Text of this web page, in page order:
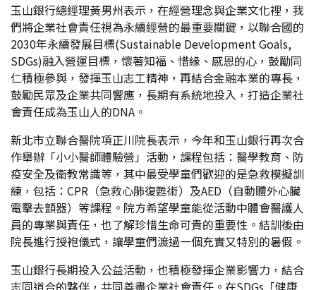
玉山銀行總經理黃男州表示，在經營理念與企業文化裡，我
們將企業社會責任視為永續經營的最重要關鍵，以聯合國的
2030年永續發展目標(Sustainable Development Goals,
SDGs)融入營運目標，懷著知福、惜緣、感恩的心，鼓勵同
仁積極參與，發揮玉山志工精神，再結合金融本業的專長，
鼓勵民眾及企業共同響應，長期有系統地投入，打造企業社
會責任成為玉山人的DNA。
新北市立聯合醫院項正川院長表示，今年和玉山銀行再次合
作舉辦「小小醫師體驗營」活動，課程包括：醫學教育、防
疫安全及衛教常識等，其中最受學童們歡迎的是急救模擬訓
練，包括：CPR（急救心肺復甦術）及AED（自動體外心臟
電擊去顫器）等課程。院方希望學童能從活動中體會醫護人
員的專業與責任，也了解珍惜生命可貴的重要性。結訓後由
院長進行授袍儀式，讓學童們渡過一個充實又特別的暑假。
玉山銀行長期投入公益活動，也積極發揮企業影響力，結合
志同道合的夥伴，共同善盡企業社會責任。在SDGs「健康